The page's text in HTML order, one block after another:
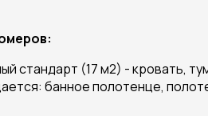
стандарт (17 м2) - кровать,
банное полотенце,